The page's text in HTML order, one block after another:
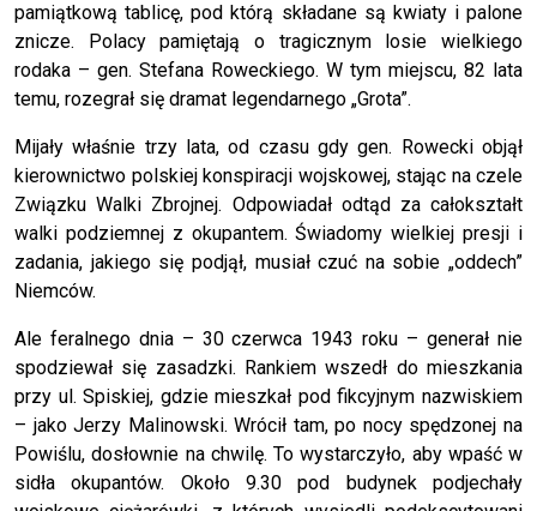
pamiątkową tablicę, pod którą składane są kwiaty i palone
znicze. Polacy pamiętają o tragicznym losie wielkiego
rodaka – gen. Stefana Roweckiego. W tym miejscu, 82 lata
temu, rozegrał się dramat legendarnego „Grota”.
Mijały właśnie trzy lata, od czasu gdy gen. Rowecki objął
kierownictwo polskiej konspiracji wojskowej, stając na czele
Związku Walki Zbrojnej. Odpowiadał odtąd za całokształt
walki podziemnej z okupantem. Świadomy wielkiej presji i
zadania, jakiego się podjął, musiał czuć na sobie „oddech”
Niemców.
Ale feralnego dnia – 30 czerwca 1943 roku – generał nie
spodziewał się zasadzki. Rankiem wszedł do mieszkania
przy ul. Spiskiej, gdzie mieszkał pod fikcyjnym nazwiskiem
– jako Jerzy Malinowski. Wrócił tam, po nocy spędzonej na
Powiślu, dosłownie na chwilę. To wystarczyło, aby wpaść w
sidła okupantów. Około 9.30 pod budynek podjechały